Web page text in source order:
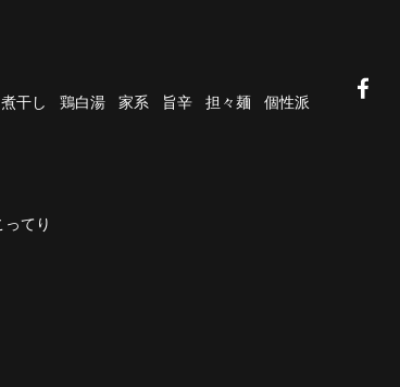
煮干し 鶏白湯 家系 旨辛 担々麺
個性派
ってり